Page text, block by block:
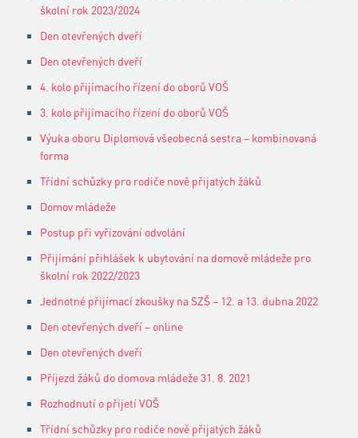
školní rok 2023/2024
Den otevřených dveří
Den otevřených dveří
4. kolo přijímacího řízení do oborů VOŠ
3. kolo přijímacího řízení do oborů VOŠ
Výuka oboru Diplomová všeobecná sestra – kombinovaná
forma
Třídní schůzky pro rodiče nově přijatých žáků
Domov mládeže
Postup při vyřizování odvolání
Přijímání přihlášek k ubytování na domově mládeže pro
školní rok 2022/2023
Jednotné přijímací zkoušky na SZŠ – 12. a 13. dubna 2022
Den otevřených dveří – online
Den otevřených dveří
Příjezd žáků do domova mládeže 31. 8. 2021
Rozhodnutí o přijetí VOŠ
Třídní schůzky pro rodiče nově přijatých žáků